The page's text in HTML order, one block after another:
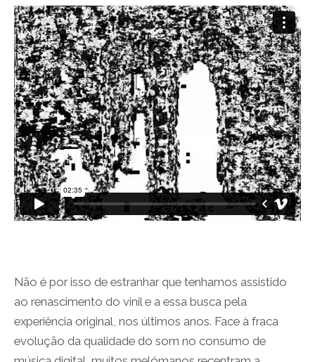
Não é por isso de estranhar que tenhamos assistido
ao renascimento do vinil e a essa busca pela
experiência original, nos últimos anos. Face à fraca
evolução da qualidade do som no consumo de